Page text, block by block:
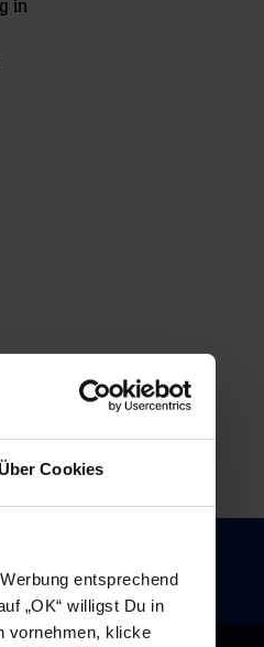
Über Cookies
entsprechend
„OK“ willigst Du in
vornehmen, klicke
in